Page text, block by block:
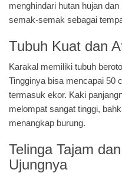
menghindari hutan hujan
semak-semak sebagai
Tubuh Kuat dan
Karakal memiliki tubuh
Tingginya bisa mencapai 50
termasuk ekor. Kaki
melompat sangat tinggi,
menangkap burung.
Telinga Tajam
Ujungnya